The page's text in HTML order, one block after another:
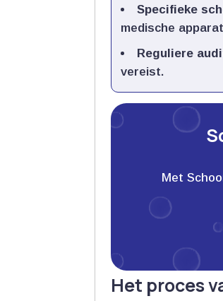
Specifieke
medische
Reguliere
vereist.​
Met
Het proces